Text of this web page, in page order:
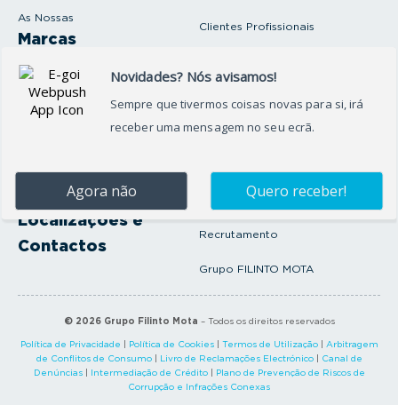
As Nossas
Marcas
Produtos e serviços
Oficina
Onde Estamos
Localizações e
Contactos
Clientes Profissionais
Seguros Protector
Artigos e Notícias
Recrutamento
Grupo FILINTO MOTA
© 2026Grupo Filinto Mota – Todos os direitos reservados
Política de Privacidade Política de Cookies| Termos de Utilização|
Arbitragem
de Conflitos de Consumo| Livro de Reclamações Electrónico|
Canal de
Denúncias| Intermediação de Crédito|
Plano de Prevenção de Riscos de
Corrupção e Infrações Conexas